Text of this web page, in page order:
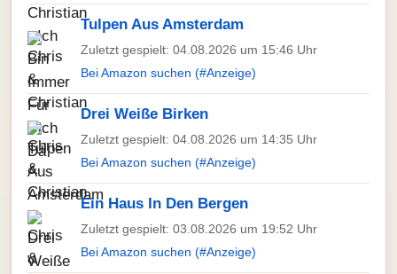
Tulpen Aus Amsterdam
Zuletzt gespielt: 04.08.2026 um 15:46 Uhr
Bei Amazon suchen (#Anzeige)
Drei Weiße Birken
Zuletzt gespielt: 04.08.2026 um 14:35 Uhr
Bei Amazon suchen (#Anzeige)
Ein Haus In Den Bergen
Zuletzt gespielt: 03.08.2026 um 19:52 Uhr
Bei Amazon suchen (#Anzeige)